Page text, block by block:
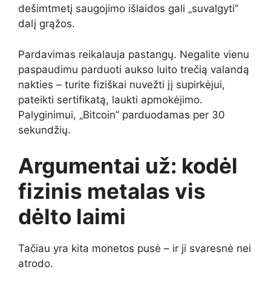
dešimtmetį saugojimo išlaidos gali „suvalgyti”
dalį grąžos.
Pardavimas reikalauja pastangų. Negalite vienu
paspaudimu parduoti aukso luito trečią valandą
nakties – turite fiziškai nuvežti jį supirkėjui,
pateikti sertifikatą, laukti apmokėjimo.
Palyginimui, „Bitcoin” parduodamas per 30
sekundžių.
Argumentai už: kodėl
fizinis metalas vis
dėlto laimi
Tačiau yra kita monetos pusė – ir ji svaresnė nei
atrodo.